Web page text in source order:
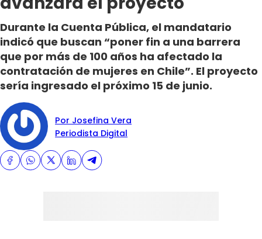
Durante la Cuenta Pública, el mandatario
indicó que buscan “poner fin a una barrera
que por más de 100 años ha afectado la
contratación de mujeres en Chile”. El proyecto
sería ingresado el próximo 15 de junio.
Por Josefina Vera
Periodista Digital